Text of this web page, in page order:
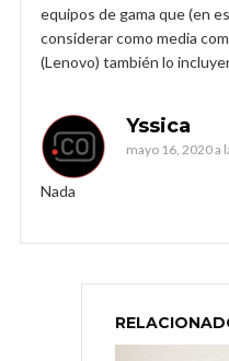
equipos de gama que (en
considerar como media
(Lenovo) también lo
Yssica
mayo 16, 2020 a
Nada